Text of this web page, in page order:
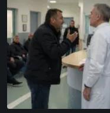
Bjelovar